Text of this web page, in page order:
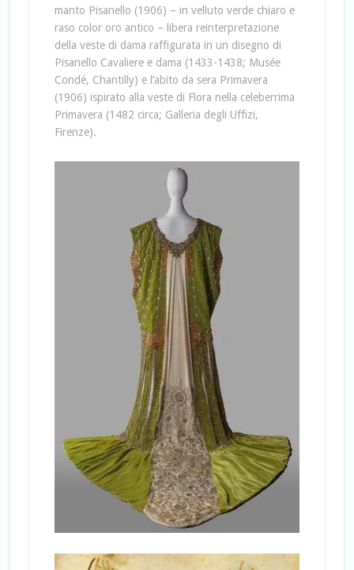
manto Pisanello (1906) – in velluto verde chiaro e
raso color oro antico – libera reinterpretazione
della veste di dama raffigurata in un disegno di
Pisanello Cavaliere e dama (1433-1438; Musée
Condé, Chantilly) e l’abito da sera Primavera
(1906) ispirato alla veste di Flora nella celeberrima
Primavera (1482 circa; Galleria degli Uffizi,
Firenze).